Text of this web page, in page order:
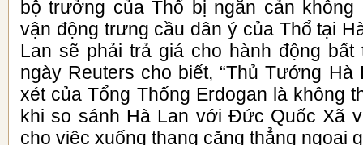
bộ trưởng của Thổ bị ngăn cản không
vận động trưng cầu dân ý của Thổ tại
Lan sẽ phải trả giá cho hành động bất
ngày Reuters cho biết, “Thủ Tướng
xét của Tổng Thống Erdogan là không
khi so sánh Hà Lan với Đức Quốc Xã
cho việc xuống thang căng thẳng ngoại